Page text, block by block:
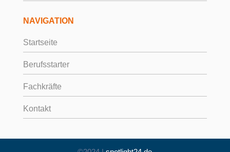
NAVIGATION
Startseite
Berufsstarter
Fachkräfte
Kontakt